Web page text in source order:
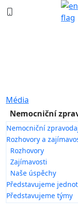
Média
Nemocniční
Nemocniční
Rozhovory a
Rozhovory
Zajímavosti
Naše úspěchy
Představujeme
Představujeme týmy